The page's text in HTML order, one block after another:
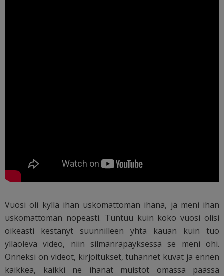
Vuosi oli kyllä ihan uskomattoman ihana, ja meni ihan
uskomattoman nopeasti. Tuntuu kuin koko vuosi olisi
oikeasti kestänyt suunnilleen yhtä kauan kuin tuo
ylläoleva video, niin silmänräpäyksessä se meni ohi.
Onneksi on videot, kirjoitukset, tuhannet kuvat ja ennen
kaikkea, kaikki ne ihanat muistot omassa päässä